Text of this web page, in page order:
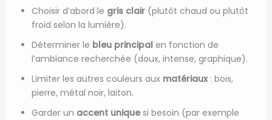
Choisir d’abord le gris clair(plutôt chaud ou plutôt
froid selon la lumière).
Déterminer le bleu principalen fonction de
l’ambiance recherchée (doux, intense, graphique).
Limiter les autres couleurs aux matériaux: bois,
pierre, métal noir, laiton.
Garder un accent uniquesi besoin (par exemple